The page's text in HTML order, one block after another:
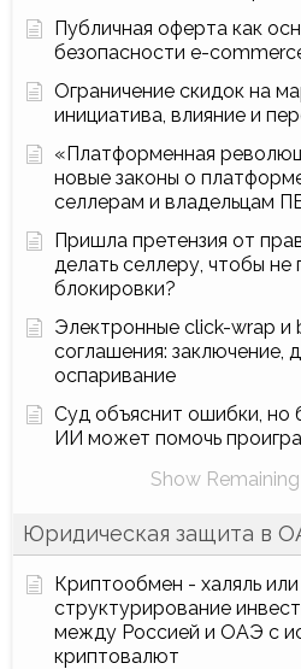
Публичная оферта как
безопасности e-
Ограничение скидок на
инициатива, влияние и
«Платформенная
новые законы о
селлерам и владельцам
Пришла претензия от
делать селлеру, чтобы
блокировки?
Электронные click-wrap и
соглашения: заключение,
оспаривание
Суд объяснит ошибки, но
ИИ может помочь
Show
Юридическая защита в
Криптообмен - халяль
структурирование
между Россией и ОАЭ с
криптовалют